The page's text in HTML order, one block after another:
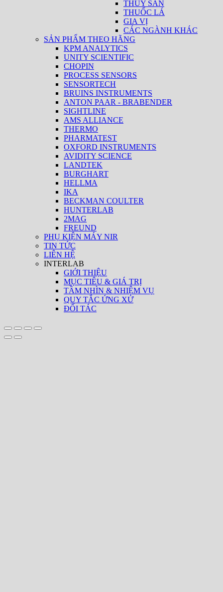
THỦY SẢN
THUỐC LÁ
GIA VỊ
CÁC NGÀNH KHÁC
SẢN PHẨM THEO HÃNG
KPM ANALYTICS
UNITY SCIENTIFIC
CHOPIN
PROCESS SENSORS
SENSORTECH
BRUINS INSTRUMENTS
ANTON PAAR - BRABENDER
SIGHTLINE
AMS ALLIANCE
THERMO
PHARMATEST
OXFORD INSTRUMENTS
AVIDITY SCIENCE
LANDTEK
BURGHART
HELLMA
IKA
BECKMAN COULTER
HUNTERLAB
2MAG
FREUND
PHỤ KIỆN MÁY NIR
TIN TỨC
LIÊN HỆ
INTERLAB
GIỚI THIỆU
MỤC TIÊU & GIÁ TRỊ
TẦM NHÌN & NHIỆM VỤ
QUY TẮC ỨNG XỬ
ĐỐI TÁC